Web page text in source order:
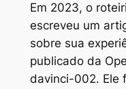
Em 2023, o
escreveu um
sobre sua
publicado da
davinci-002. Ele